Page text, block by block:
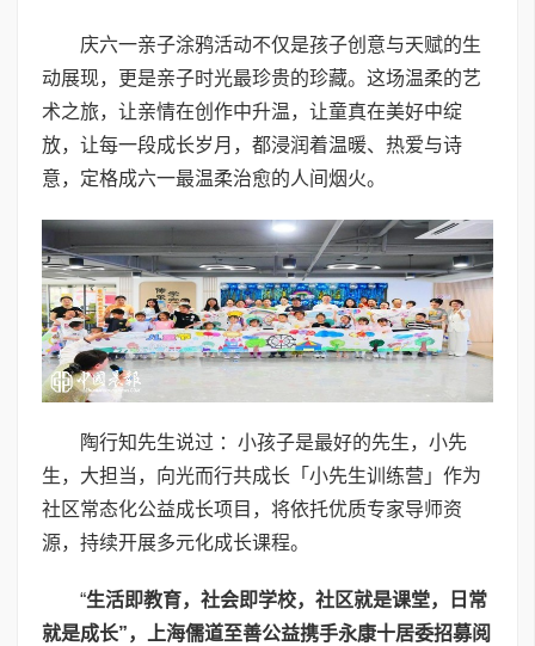
庆六一亲子涂鸦活动不仅是孩子创意与天赋的生
动展现，更是亲子时光最珍贵的珍藏。这场温柔的艺
术之旅，让亲情在创作中升温，让童真在美好中绽
放，让每一段成长岁月，都浸润着温暖、热爱与诗
意，定格成六一最温柔治愈的人间烟火。
陶行知先生说过 ：小孩子是最好的先生，小先
生，大担当，向光而行共成长「小先生训练营」作为
社区常态化公益成长项目，将依托优质专家导师资
源，持续开展多元化成长课程。
“生活即教育，社会即学校，社区就是课堂，日常
就是成长”，
上海儒道至善公益携手永康十居委招募阅